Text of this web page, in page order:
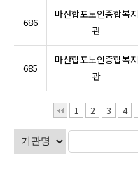
686
마산합포노인종합복지
관
685
마산합포노인종합복지
관
1 2 3 4